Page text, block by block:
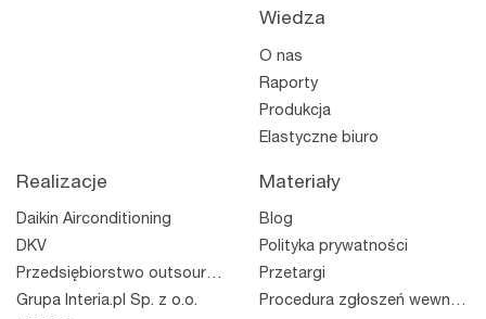
Wiedza
O nas
Raporty
Produkcja
Elastyczne biuro
Realizacje
Daikin Airconditioning
DKV
Przedsiębiorstwo outsourcingowe
Grupa Interia.pl Sp. z o.o.
Materiały
Blog
Polityka prywatności
Przetargi
Procedura zgłoszeń wewnętrznych